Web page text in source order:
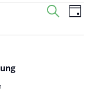
und
Suche
Tag